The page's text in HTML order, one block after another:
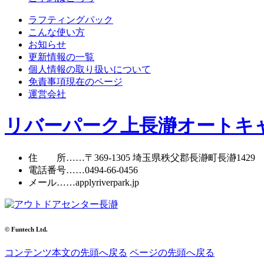
ラフティングパック
こんな使い方
お知らせ
更新情報の一覧
個人情報の取り扱いについて
免責事項現在のページ
運営会社
リバーパーク上長瀞オートキ
住 所……〒369-1305 埼玉県秩父郡長瀞町長瀞1429
電話番号……0494-66-0456
メール……applyriverpark.jp
© Funtech Ltd.
コンテンツ本文の先頭へ戻る ページの先頭へ戻る